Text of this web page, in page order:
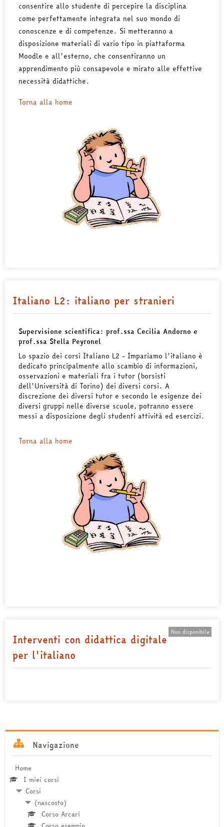
consentire allo studente di percepire la disciplina
come perfettamente integrata nel suo mondo di
conoscenze e di competenze. Si metteranno a
disposizione materiali di vario tipo in piattaforma
Moodle e all'esterno, che consentiranno un
apprendimento più consapevole e mirato alle effettive
necessità didattiche.
Torna alla home
Italiano L2: italiano per stranieri
Supervisione scientifica: prof.ssa Cecilia Andorno e
prof.ssa Stella Peyronel
Lo spazio dei corsi Italiano L2 - Impariamo l'italiano è
dedicato principalmente allo scambio di informazioni,
osservazioni e materiali fra i tutor (borsisti
dell'Università di Torino) dei diversi corsi. A
discrezione dei diversi tutor e secondo le esigenze dei
diversi gruppi nelle diverse scuole, potranno essere
messi a disposizione degli studenti attività ed esercizi.
Torna alla home
Interventi con didattica digitale
per l'italiano
Non disponibile
NavigazioneNavigazione
Home
I miei corsi
Corsi
(nascosto)
Corso Arcari